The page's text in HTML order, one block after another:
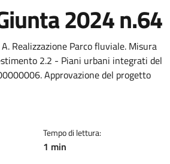
2024 n.64
documento
Realizzazione Parco fluviale. Misura
2.2 - Piani urbani integrati del
Approvazione del progetto
Tempo di lettura:
1 min